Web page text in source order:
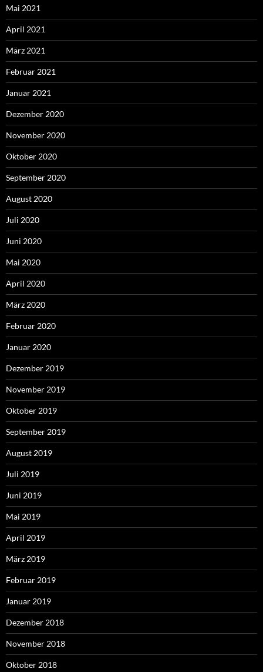
Mai 2021
April 2021
März 2021
Februar 2021
Januar 2021
Dezember 2020
November 2020
Oktober 2020
September 2020
August 2020
Juli 2020
Juni 2020
Mai 2020
April 2020
März 2020
Februar 2020
Januar 2020
Dezember 2019
November 2019
Oktober 2019
September 2019
August 2019
Juli 2019
Juni 2019
Mai 2019
April 2019
März 2019
Februar 2019
Januar 2019
Dezember 2018
November 2018
Oktober 2018